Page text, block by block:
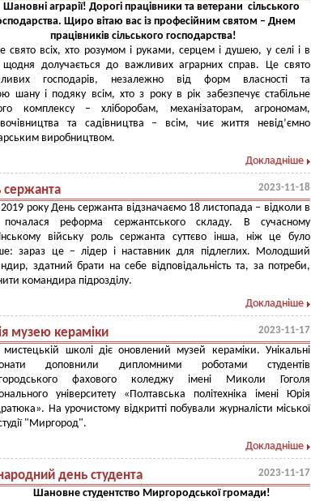
Шановні аграрії! Дорогі працівники та ветерани сільського
Щиро вітаю вас із професійним святом – Днем
працівників сільського господарства!
свято всіх, хто розумом і руками, серцем і душею, у селі і в
щодня долучається до важливих аграрних справ. Це свято
господарів, незалежно від форм власності та
шану і подяку всім, хто з року в рік забезпечує стабільне
комплексу – хліборобам, механізаторам, агрономам,
та садівництва – всім, чиє життя невід’ємно
виробництвом.
Докладніше
сержанта 2023-11-18
року День сержанта відзначаємо 18 листопада – відколи в
реформа сержантського складу. В сучасному
війську роль сержанта суттєво інша, ніж це було
зараз це – лідер і наставник для підлеглих. Молодший
здатний брати на себе відповідальність та, за потреби,
командира підрозділу.
Докладніше
музею кераміки 2023-11-17
школі діє оновлений музей кераміки. Унікальні
доповнили дипломними роботами студентів
фахового коледжу імені Миколи Гоголя
університету «Полтавська політехніка імені Юрія
На урочистому відкритті побували журналісти міської
"Миргород".
Докладніше
день студента 2023-11-17
Шановне студентство Миргородської громади!